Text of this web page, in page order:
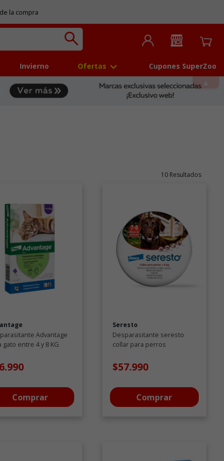
la compra
Invierno Ofertas Cupones SuperZoo
10 Resultados
Advantage
gato entre 4 y 8 KG
Comprar
Seresto
Desparasitante seresto
collar para perros
$57.990
Comprar